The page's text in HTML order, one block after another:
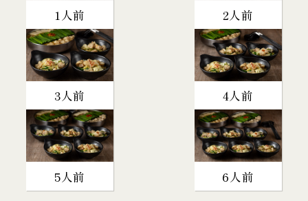
1人前 2人前
3人前 4人前
5人前 6人前